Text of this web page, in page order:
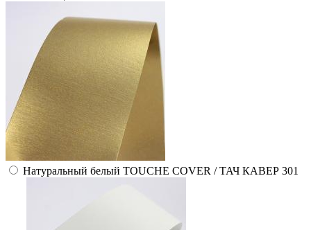
Натуральный белый TOUCHE COVER / ТАЧ КАВЕР 301